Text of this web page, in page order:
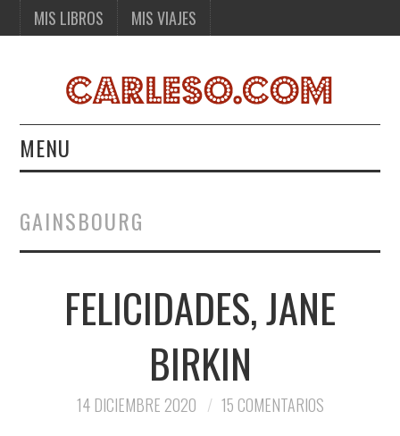
MIS LIBROS MIS VIAJES
MENU
MIS VIAJES
GAINSBOURG
FELICIDADES, JANE
BIRKIN
14 DICIEMBRE 2020 15 COMENTARIOS